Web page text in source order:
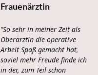
Frauenärztin
"So sehr in meiner Zeit als
Oberärztin die operative
Arbeit Spaß gemacht hat,
soviel mehr Freude finde ich
in der, zum Teil schon